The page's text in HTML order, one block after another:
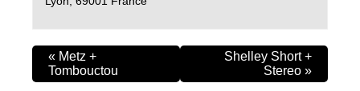
« Metz +
Tombouctou
Shelley Short +
Stereo »